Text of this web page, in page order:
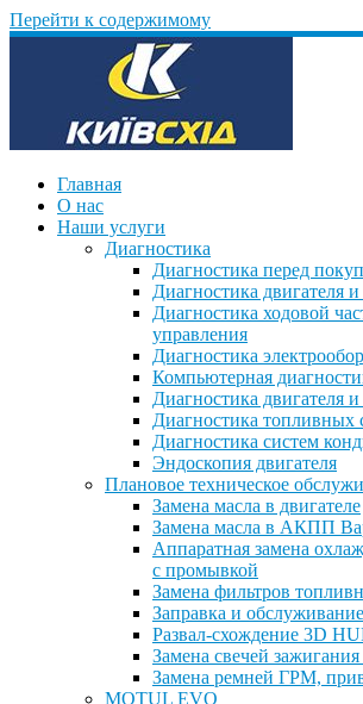
Перейти к содержимому
Главная
О нас
Наши услуги
Диагностика
Диагностика перед
Диагностика двигателя
Диагностика ходовой
управления
Диагностика
Компьютерная
Диагностика двигателя
Диагностика топливных
Диагностика систем
Эндоскопия двигателя
Плановое техническое
Замена масла в двигателе
Замена масла в АКПП
Аппаратная замена
с промывкой
Замена фильтров
Заправка и
Развал-схождение 3D
Замена свечей
Замена ремней ГРМ,
MOTUL EVO